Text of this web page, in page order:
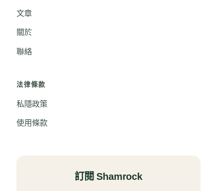
文章
關於
聯絡
法律條款
私隱政策
使用條款
訂閱 Shamrock